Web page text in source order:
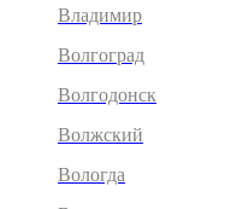
Владимир
Волгоград
Волгодонск
Волжский
Вологда